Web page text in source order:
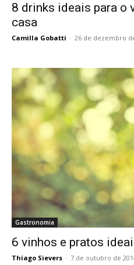
8 drinks ideais para o
casa
Camilla Gobatti - 26 de dezembro
Gastronomia
6 vinhos e pratos
Thiago Sievers - 7 de outubro de